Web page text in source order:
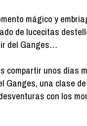
mágico y
de lucecitas
del Ganges…
compartir unos días
Ganges, una clase
con los